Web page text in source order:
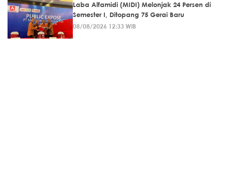
Laba Alfamidi (MIDI) Melonjak 24 Persen di
Semester I, Ditopang 75 Gerai Baru
08/08/2026 12:33 WIB